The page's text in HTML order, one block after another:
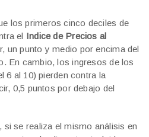
los primeros cinco deciles de
el Indice de Precios al
un punto y medio por encima del
En cambio, los ingresos de los
6 al 10) pierden contra la
0,5 puntos por debajo del
si se realiza el mismo análisis en